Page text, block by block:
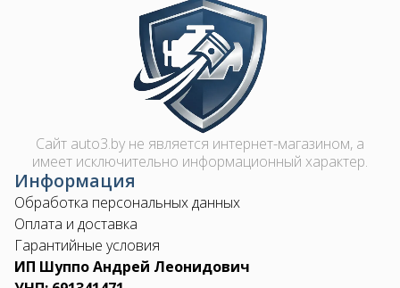
+375 29 870 15 80
shupik21@bk.ru
Image
Сайт auto3.by не является интернет-магазином, а
имеет исключительно информационный характер.
Информация
Обработка персональных данных
Оплата и доставка
Гарантийные условия
ИП Шуппо Андрей Леонидович